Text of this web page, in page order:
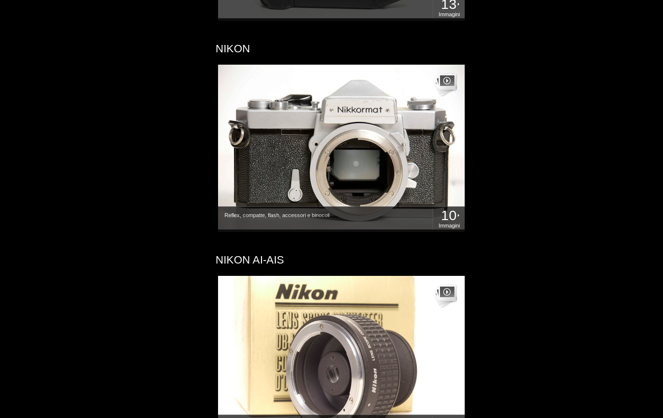
13
Immagini
NIKON
Reflex, compatte, flash, accessori e binocoli 10
Immagini
NIKON AI-AIS